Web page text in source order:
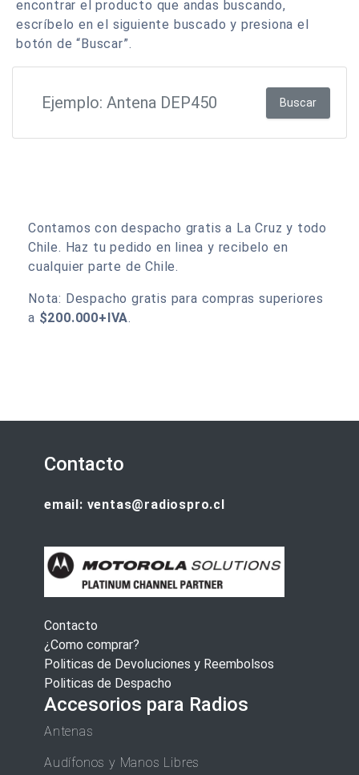
encontrar el producto que andas buscando,
escríbelo en el siguiente buscado y presiona el
botón de “Buscar”.
Buscar
Contamos con despacho gratis a La Cruz y todo
Chile. Haz tu pedido en linea y recibelo en
cualquier parte de Chile.
Nota: Despacho gratis para compras superiores
a $200.000+IVA.
Contacto
email: ventas@radiospro.cl
Contacto
¿Como comprar?
Politicas de Devoluciones y Reembolsos
Politicas de Despacho
Accesorios para Radios
Antenas
Audífonos y Manos Libres